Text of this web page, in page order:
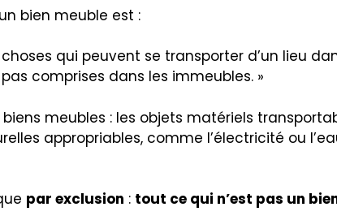
bien meuble est :
qui peuvent se transporter d’un lieu
comprises dans les immeubles. »
meubles : les objets matériels
appropriables, comme l’électricité ou
par exclusion : tout ce qui n’est pas un